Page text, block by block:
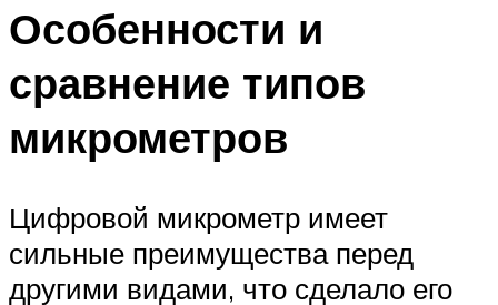
Особенности и
сравнение типов
микрометров
Цифровой микрометр имеет
сильные преимущества перед
другими видами, что сделало его